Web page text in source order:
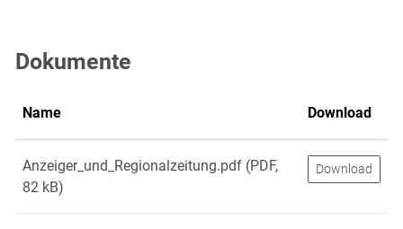
Dokumente
Name Download
Anzeiger_und_Regionalzeitung.pdf (PDF,
82 kB)
Download